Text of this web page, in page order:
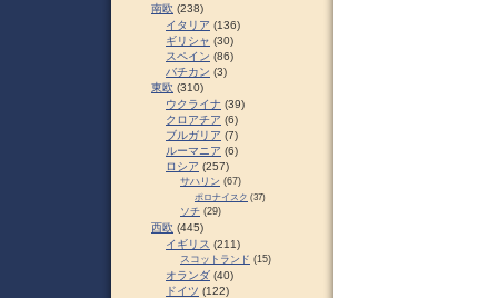
南欧 (238)
イタリア (136)
ギリシャ (30)
スペイン (86)
バチカン (3)
東欧 (310)
ウクライナ (39)
クロアチア (6)
ブルガリア (7)
ルーマニア (6)
ロシア (257)
サハリン (67)
ポロナイスク (37)
ソチ (29)
西欧 (445)
イギリス (211)
スコットランド (15)
オランダ (40)
ドイツ (122)